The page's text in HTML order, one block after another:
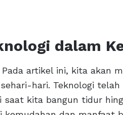
dalam
artikel ini, kita akan
hari. Teknologi
saat kita bangun tidur